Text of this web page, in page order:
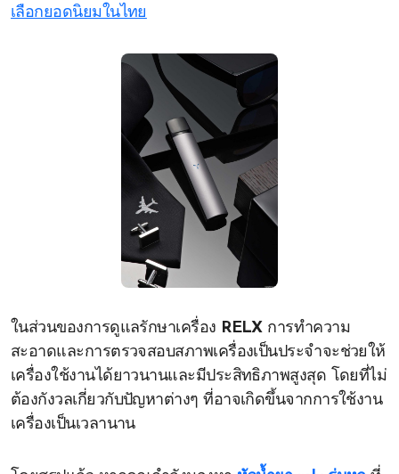
เลือกยอดนิยมในไทย
ในส่วนของการดูแลรักษาเครื่อง RELXการทำความ
สะอาดและการตรวจสอบสภาพเครื่องเป็นประจำจะช่วยให้
เครื่องใช้งานได้ยาวนานและมีประสิทธิภาพสูงสุด โดยที่ไม่
ต้องกังวลเกี่ยวกับปัญหาต่างๆ ที่อาจเกิดขึ้นจากการใช้งาน
เครื่องเป็นเวลานาน